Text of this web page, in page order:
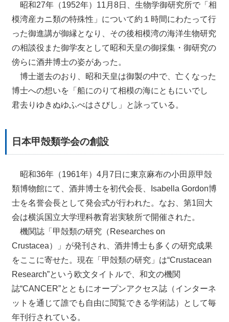
昭和27年（1952年）11月8日、生物学御研究所で「相
模湾産カニ類の特殊性」について約１時間にわたって行
った御進講が御縁となり、その後相模湾の海洋生物研究
の相談役また御学友として昭和天皇の御採集・御研究の
傍らに酒井博士の姿があった。
博士逝去のおり、昭和天皇は御製の中で、亡くなった
博士への想いを「船にのりて相模の海にともにいでし
君去りゆきぬゆふべはさびし」と詠っている。
日本甲殻類学会の創設
昭和36年（1961年）4月7日に東京麻布の小田原甲殻
類博物館にて、酒井博士を初代会長、Isabella Gordon博
士を名誉会長として発会式が行われた。なお、第1回大
会は横浜国立大学理科教育岩実験所で開催された。
機関誌「甲殻類の研究（Researches on
Crustacea）」が発刊され、酒井博士も多くの研究成果
をここに寄せた。現在「甲殻類の研究」は“Crustacean
Research”という欧文タイトルで、和文の機関
誌“CANCER”とともにオープンアクセス誌（インターネ
ットを通じて誰でも自由に閲覧できる学術誌）として毎
年刊行されている。